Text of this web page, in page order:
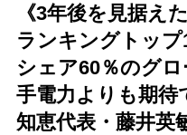
《3年後を見据え
ランキングトッ
シェア60％のグ
手電力よりも期待
知恵代表・藤井英